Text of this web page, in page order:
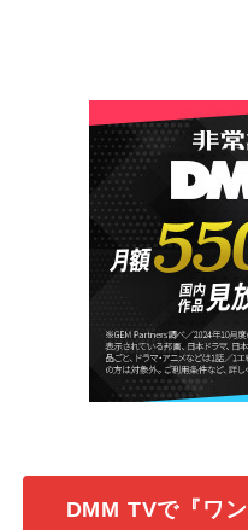
DMM TVで『ワ